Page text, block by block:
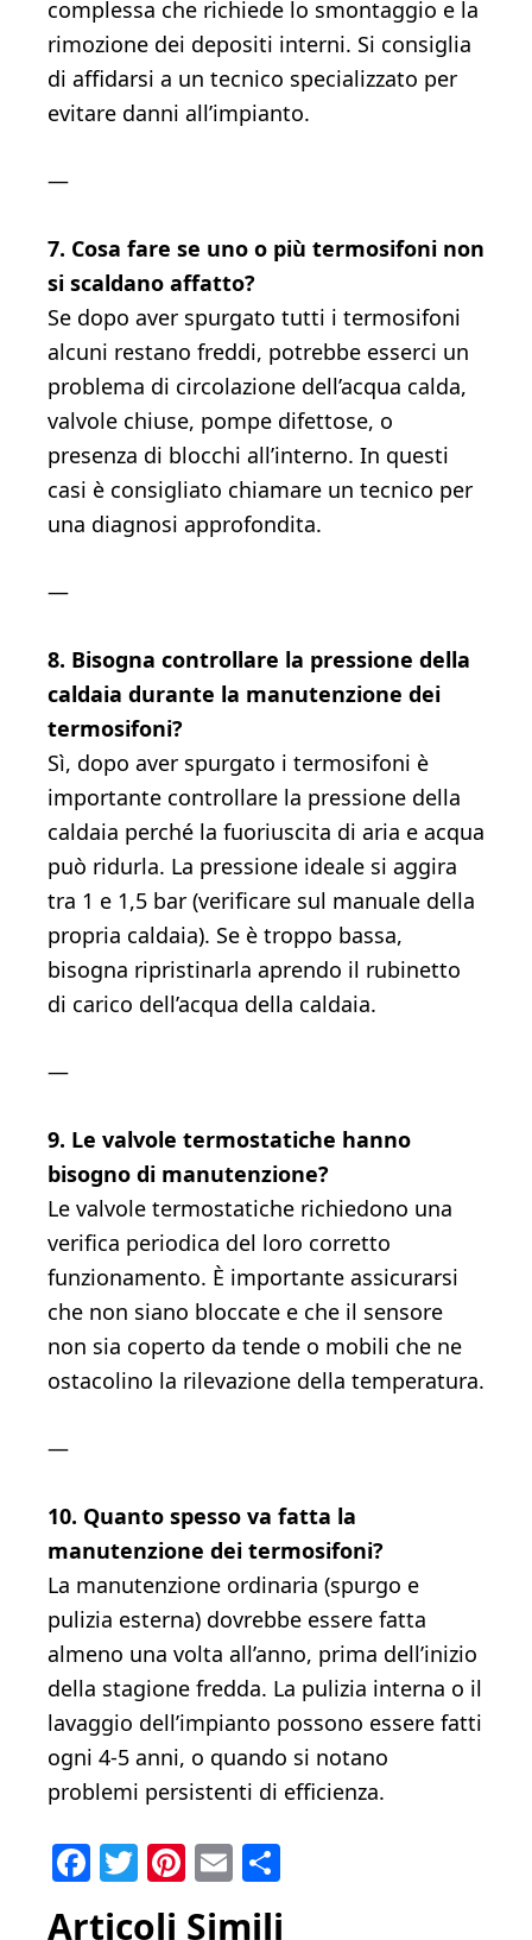
complessa che richiede lo smontaggio e la
rimozione dei depositi interni. Si consiglia
di affidarsi a un tecnico specializzato per
evitare danni all’impianto.
—
7. Cosa fare se uno o più termosifoni non
si scaldano affatto?
Se dopo aver spurgato tutti i termosifoni
alcuni restano freddi, potrebbe esserci un
problema di circolazione dell’acqua calda,
valvole chiuse, pompe difettose, o
presenza di blocchi all’interno. In questi
casi è consigliato chiamare un tecnico per
una diagnosi approfondita.
—
8. Bisogna controllare la pressione della
caldaia durante la manutenzione dei
termosifoni?
Sì, dopo aver spurgato i termosifoni è
importante controllare la pressione della
caldaia perché la fuoriuscita di aria e acqua
può ridurla. La pressione ideale si aggira
tra 1 e 1,5 bar (verificare sul manuale della
propria caldaia). Se è troppo bassa,
bisogna ripristinarla aprendo il rubinetto
di carico dell’acqua della caldaia.
—
9. Le valvole termostatiche hanno
bisogno di manutenzione?
Le valvole termostatiche richiedono una
verifica periodica del loro corretto
funzionamento. È importante assicurarsi
che non siano bloccate e che il sensore
non sia coperto da tende o mobili che ne
ostacolino la rilevazione della temperatura.
—
10. Quanto spesso va fatta la
manutenzione dei termosifoni?
La manutenzione ordinaria (spurgo e
pulizia esterna) dovrebbe essere fatta
almeno una volta all’anno, prima dell’inizio
della stagione fredda. La pulizia interna o il
lavaggio dell’impianto possono essere fatti
ogni 4-5 anni, o quando si notano
problemi persistenti di efficienza.
Facebook
Twitter
Pinterest
Email
Articoli Simili